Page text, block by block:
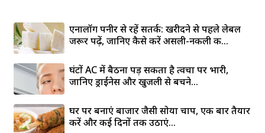
एनालॉग पनीर से रहें सतर्क: खरीदने से पहले लेबल
जरूर पढ़ें, जानिए कैसे करें असली-नकली की...
घंटों AC में बैठना पड़ सकता है त्वचा पर भारी,
जानिए ड्राईनेस और खुजली से बचने...
घर पर बनाएं बाजार जैसी सोया चाप, एक बार तैयार
करें और कई दिनों तक उठाएं...